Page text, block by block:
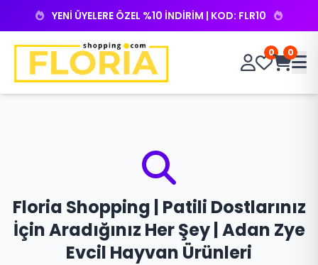
YENİ ÜYELERE ÖZEL %10 İNDİRİM | KOD: FLR10
0 0
Floria Shopping | Patili Dostlarınız
İçin Aradığınız Her Şey | Adan Zye
Evcil Hayvan Ürünleri